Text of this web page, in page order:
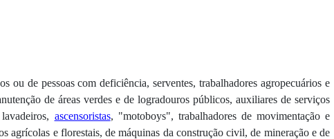
ou de pessoas com deficiência, serventes, trabalhadores agropecuários e
de áreas verdes e de logradouros públicos, auxiliares de serviços
ascensoristas, "motoboys", trabalhadores de movimentação e
agrícolas e florestais, de máquinas da construção civil, de mineração e de